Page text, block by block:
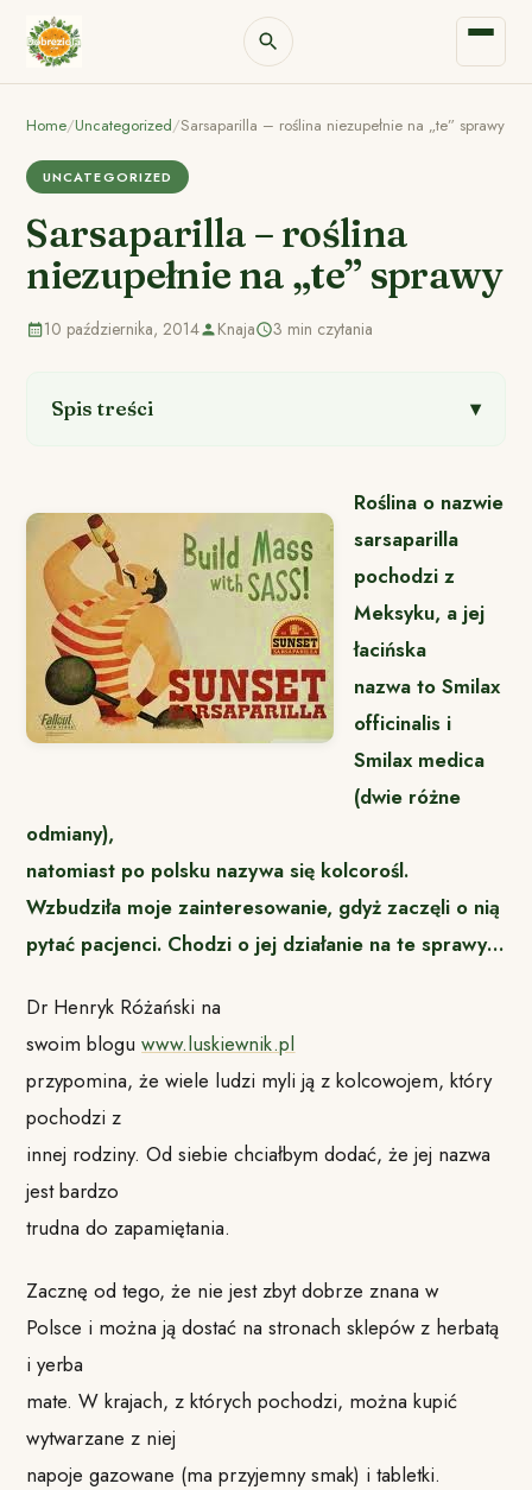
Home/Uncategorized/Sarsaparilla – roślina niezupełnie na „te” sprawy
UNCATEGORIZED
Sarsaparilla – roślina
niezupełnie na „te” sprawy
10 października, 2014 Knaja 3 min czytania
Spis treści
Roślina o nazwie
sarsaparilla
pochodzi z
Meksyku, a jej
łacińska
nazwa to Smilax
officinalis i
Smilax medica
(dwie różne
odmiany),
natomiast po polsku nazywa się kolcorośl.
Wzbudziła moje zainteresowanie, gdyż zaczęli o nią
pytać pacjenci. Chodzi o jej działanie na te sprawy…
Dr Henryk Różański na
swoim bloguwww.luskiewnik.pl
przypomina, że wiele ludzi myli ją z kolcowojem, który
pochodzi z
innej rodziny. Od siebie chciałbym dodać, że jej nazwa
jest bardzo
trudna do zapamiętania.
Zacznę od tego, że nie jest zbyt dobrze znana w
Polsce i można ją dostać na stronach sklepów z herbatą
i yerba
mate. W krajach, z których pochodzi, można kupić
wytwarzane z niej
napoje gazowane (ma przyjemny smak) i tabletki.